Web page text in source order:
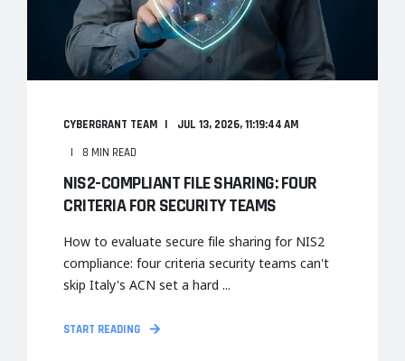
CYBERGRANT TEAM
JUL 13, 2026, 11:19:44 AM
8 MIN READ
NIS2-COMPLIANT FILE SHARING: FOUR
CRITERIA FOR SECURITY TEAMS
How to evaluate secure file sharing for NIS2
compliance: four criteria security teams can't
skip Italy's ACN set a hard ...
START READING